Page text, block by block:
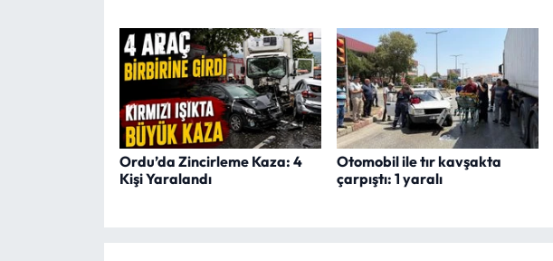
Ordu’da Zincirleme Kaza: 4
Kişi Yaralandı
Otomobil ile tır kavşakta
çarpıştı: 1 yaralı